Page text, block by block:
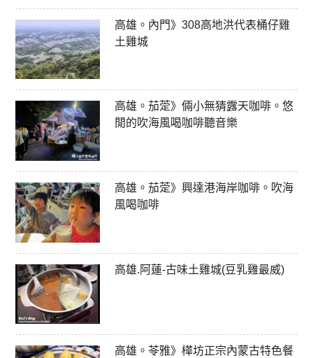
高雄。內門》308高地洪代表桶仔雞
土雞城
高雄。茄萣》倆小無猜露天咖啡。悠
閒的吹海風喝咖啡聽音樂
高雄。茄萣》興達港海岸咖啡。吹海
風喝咖啡
高雄.阿蓮-古味土雞城(豆乳雞最威)
高雄。苓雅》樺坊正宗內蒙古特色餐